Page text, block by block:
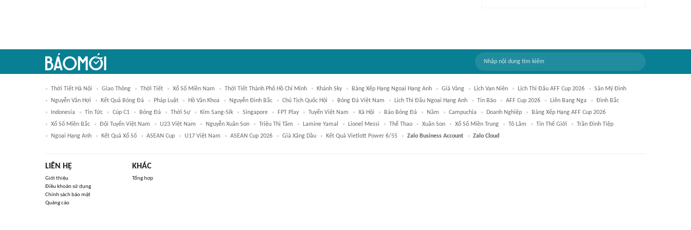
Thời Tiết Hà Nội Giao Thông Thời Tiết Xổ Số Miền Nam Thời Tiết Thành Phố Hồ Chí Minh Khánh Sky Bảng Xếp Hạng Ngoại Hạng Anh Giá Vàng Lịch Vạn Niên Lịch Thi Đấu AFF Cup 2026
Sân Mỹ Đình
Nguyễn Văn Hợi
Kết Quả Bóng Đá Pháp Luật Hồ Văn Khoa Nguyễn Đình Bắc Chủ Tịch Quốc Hội Bóng Đá Việt Nam Lịch Thi Đấu Ngoại Hạng Anh Tin Bão AFF Cup 2026 Liên Bang Nga
Đình Bắc
Indonesia
Tin Tức Cúp C1 Bóng Đá Thời Sự Kim Sang-Sik Singapore FPT Play Tuyển Việt Nam Xã Hội Báo Bóng Đá Năm Campuchia Doanh Nghiệp
Bảng Xếp Hạng AFF Cup 2026
Xổ Số Miền Bắc
Đội Tuyển Việt Nam U23 Việt Nam Nguyễn Xuân Son Triệu Thị Tâm Lamine Yamal Lionel Messi Thể Thao Xuân Son Xổ Số Miền Trung Tô Lâm Tin Thế Giới
Trần Đình Tiệp
Ngoại Hạng Anh
Kết Quả Xổ Số ASEAN Cup U17 Việt Nam ASEAN Cup 2026 Giá Xăng Dầu Kết Quả Vietlott Power 6/55 Zalo Business Account Zalo Cloud
LIÊN HỆ
Giới thiệu
Điều khoản sử dụng
Chính sách bảo mật
Quảng cáo
KHÁC
Tổng hợp